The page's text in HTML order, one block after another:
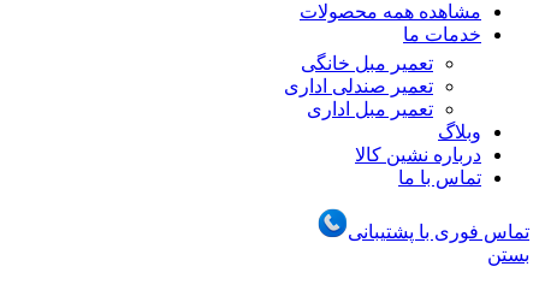
مشاهده همه محصولات
خدمات ما
تعمیر مبل خانگی
تعمیر صندلی اداری
تعمیر مبل اداری
وبلاگ
درباره نشین کالا
تماس با ما
تماس فوری با پشتیبانی
بستن